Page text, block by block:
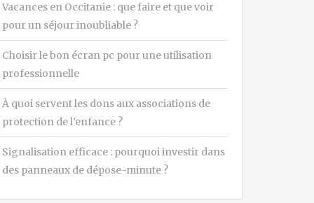
Vacances en Occitanie : que faire et que voir
pour un séjour inoubliable ?
Choisir le bon écran pc pour une utilisation
professionnelle
À quoi servent les dons aux associations de
protection de l’enfance ?
Signalisation efficace : pourquoi investir dans
des panneaux de dépose-minute ?